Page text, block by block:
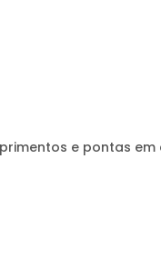
e pontas em